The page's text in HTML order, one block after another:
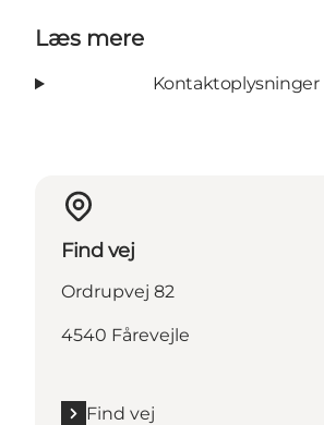
Læs mere
Kontaktoplysninger
Find vej
Ordrupvej 82
4540 Fårevejle
Find vej